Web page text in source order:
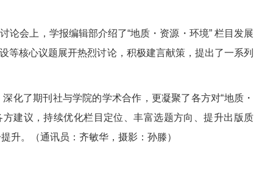
会上，学报编辑部介绍了“地质・资源・环境” 栏目发展
等核心议题展开热烈讨论，积极建言献策，提出了一系列
了期刊社与学院的学术合作，更凝聚了各方对“地质・
建议，持续优化栏目定位、丰富选题方向、提升出版质
升。（通讯员：齐敏华，摄影：孙滕）